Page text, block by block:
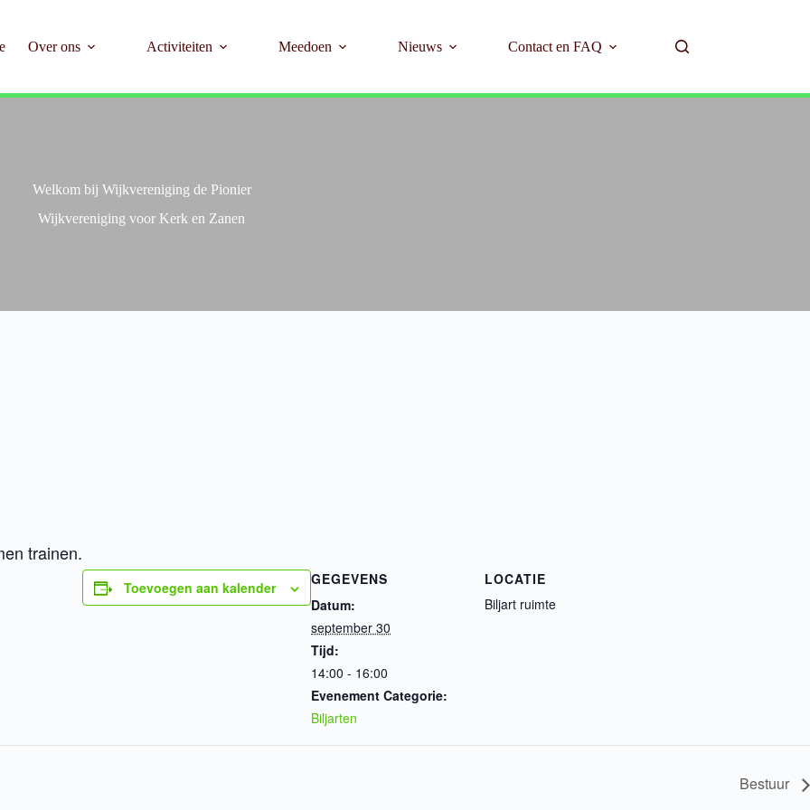
Over ons Activiteiten Meedoen Nieuws Contact en FAQ
Welkom bij Wijkvereniging de Pionier
Wijkvereniging voor Kerk en Zanen
trainen.
Toevoegen aan kalender
GEGEVENS
Datum:
september 30
Tijd:
14:00 - 16:00
Evenement Categorie:
Biljarten
LOCATIE
Biljart ruimte
Bestuur